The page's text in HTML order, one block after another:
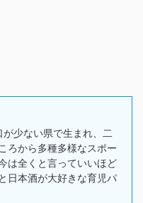
少ない県で生まれ、二
ろから多種多様なスポー
は全くと言っていいほど
日本酒が大好きな育児パ